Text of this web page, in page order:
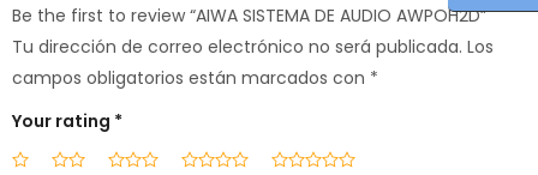
Be the first to review “AIWA SISTEMA DE AUDIO AWPOH2D”
Tu dirección de correo electrónico no será publicada. Los
campos obligatorios están marcados con *
Your rating *